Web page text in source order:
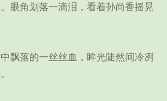
小
眼角划落一滴泪，看着孙尚香摇晃
落的一丝丝血，眸光陡然间冷冽